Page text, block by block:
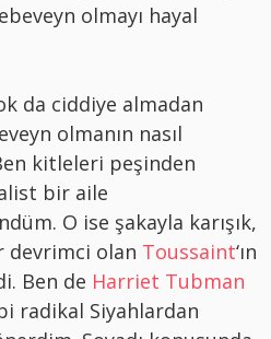
olmayı hayal
da ciddiye almadan
olmanın nasıl
kitleleri peşinden
bir aile
O ise şakayla karışık,
devrimci olan Toussaint‘ın
Ben de Harriet Tubman
radikal Siyahlardan